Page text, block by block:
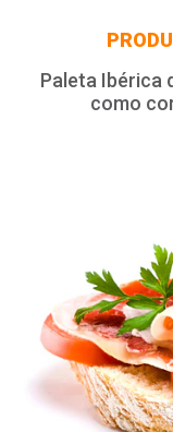
Paleta Ibérica
como